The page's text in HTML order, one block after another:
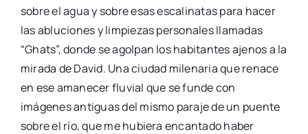
sobre el agua y sobre esas escalinatas para hacer
las abluciones y limpiezas personales llamadas
“Ghats”, donde se agolpan los habitantes ajenos a la
mirada de David. Una ciudad milenaria que renace
en ese amanecer fluvial que se funde con
imágenes antiguas del mismo paraje de un puente
sobre el río, que me hubiera encantado haber